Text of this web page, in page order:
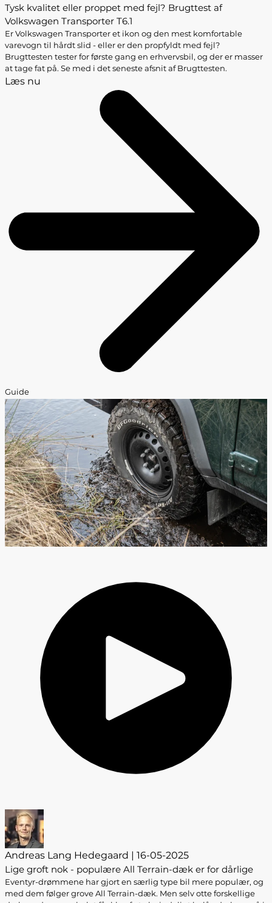
Tysk kvalitet eller proppet med fejl? Brugttest af
Volkswagen Transporter T6.1
Er Volkswagen Transporter et ikon og den mest komfortable
varevogn til hårdt slid - eller er den propfyldt med fejl?
Brugttesten tester for første gang en erhvervsbil, og der er masser
at tage fat på. Se med i det seneste afsnit af Brugttesten.
Læs nu
Guide
Andreas Lang Hedegaard | 16-05-2025
Lige groft nok - populære All Terrain-dæk er for dårlige
Eventyr-drømmene har gjort en særlig type bil mere populær, og
med dem følger grove All Terrain-dæk. Men selv otte forskellige